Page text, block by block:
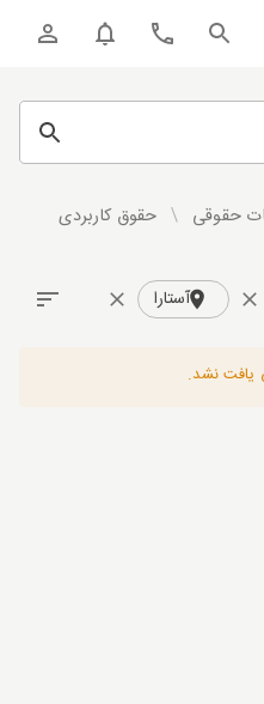
حقوقی / حقوق کاربردی
آستارا
یافت نشد.